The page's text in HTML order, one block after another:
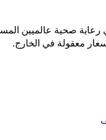
صحية عالميين
معقولة في الخارج.